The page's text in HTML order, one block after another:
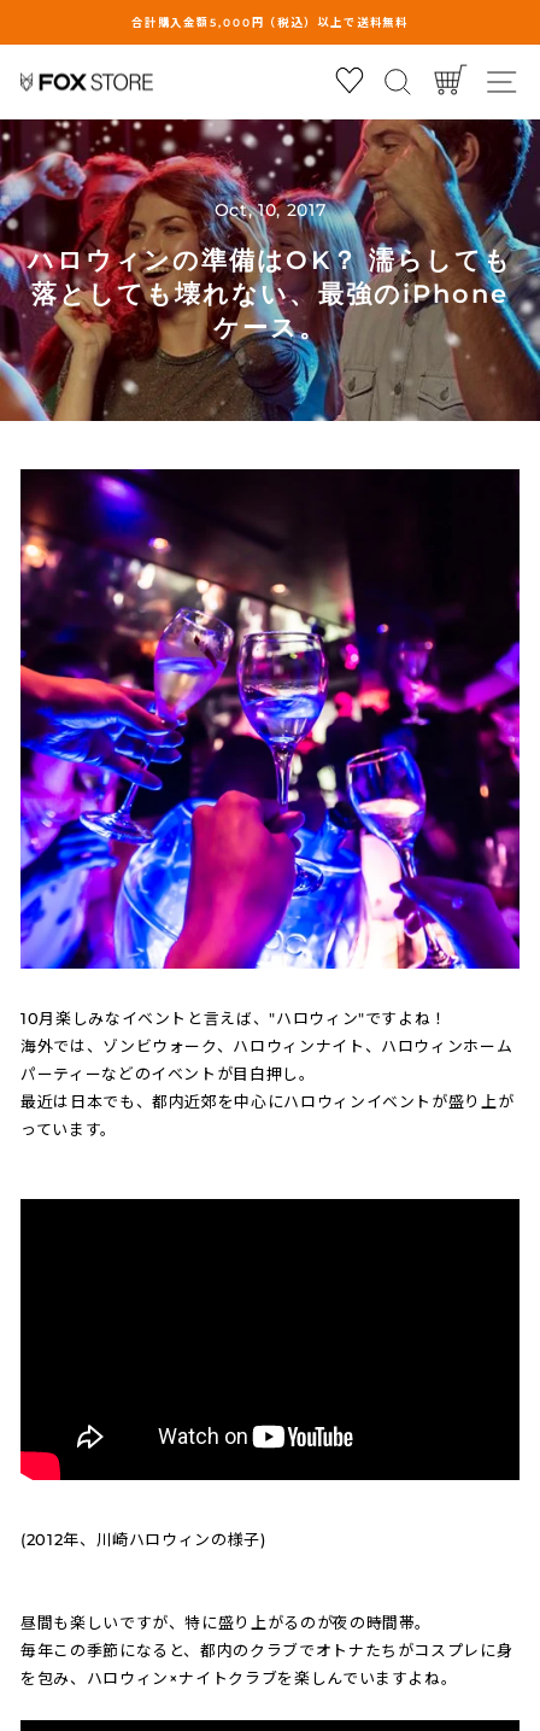
ド
シ
ョ
ー
の
一
時
停
止
合計購入金額5,000円（税込）以上で送料無料
Search Cart
Oct, 10, 2017
ハロウィンの準備はOK？ 濡らしても
落としても壊れない、最強のiPhone
ケース。
10月楽しみなイベントと言えば、"ハロウィン"ですよね！
海外では、ゾンビウォーク、ハロウィンナイト、ハロウィンホーム
パーティーなどのイベントが目白押し。
最近は日本でも、都内近郊を中心にハロウィンイベントが盛り上が
っています。
(2012年、川崎ハロウィンの様子)
昼間も楽しいですが、特に盛り上がるのが夜の時間帯。
毎年この季節になると、都内のクラブでオトナたちがコスプレに身
を包み、ハロウィン×ナイトクラブを楽しんでいますよね。